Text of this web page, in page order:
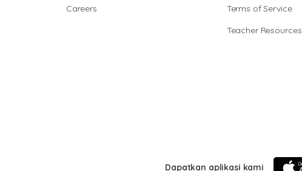
Careers
Terms of Service
Teacher Resources
Dapatkan aplikasi kami